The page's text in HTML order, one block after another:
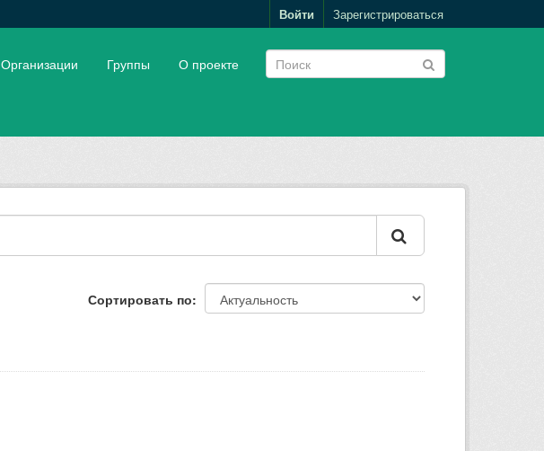
Войти Зарегистрироваться
Организации Группы О проекте
Сортировать по